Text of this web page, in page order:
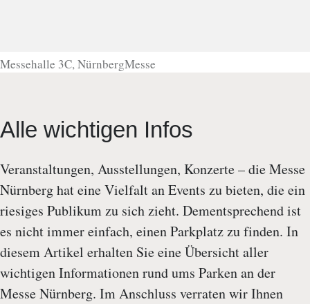
Messehalle 3C, NürnbergMesse
Alle wichtigen Infos
Veranstaltungen, Ausstellungen, Konzerte – die Messe
Nürnberg hat eine Vielfalt an Events zu bieten, die ein
riesiges Publikum zu sich zieht. Dementsprechend ist
es nicht immer einfach, einen Parkplatz zu finden. In
diesem Artikel erhalten Sie eine Übersicht aller
wichtigen Informationen rund ums Parken an der
Messe Nürnberg. Im Anschluss verraten wir Ihnen